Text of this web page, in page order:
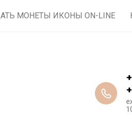
МОНЕТЫ ИКОНЫ ON-LINE